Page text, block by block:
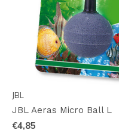
JBL
JBL Aeras Micro Ball L
€4,85